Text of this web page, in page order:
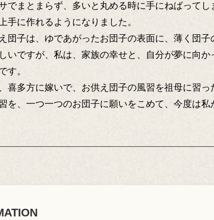
でまとまらず、多いと丸める時に手にねばって
手に作れるようになりました。
団子は、ゆであがったお団子の表面に、薄く団
いですが、私は、家族の幸せと、自分が夢に向
す。
喜多方に嫁いで、お供え団子の風習を祖母に習
を、一つ一つのお団子に願いをこめて、今度は私